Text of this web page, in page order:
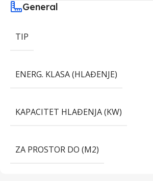
General
TIP
ENERG. KLASA (HLAĐENJE)
KAPACITET HLAĐENJA (KW)
ZA PROSTOR DO (M2)